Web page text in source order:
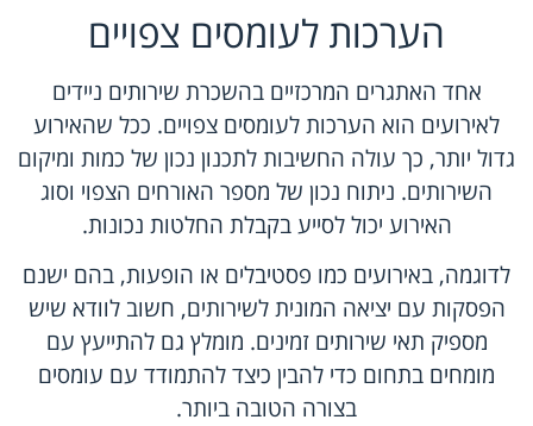
הערכות לעומסים צפויים
אחד האתגרים המרכזיים בהשכרת שירותים ניידים
לאירועים הוא הערכות לעומסים צפויים. ככל שהאירוע
גדול יותר, כך עולה החשיבות לתכנון נכון של כמות ומיקום
השירותים. ניתוח נכון של מספר האורחים הצפוי וסוג
האירוע יכול לסייע בקבלת החלטות נכונות.
לדוגמה, באירועים כמו פסטיבלים או הופעות, בהם ישנם
הפסקות עם יציאה המונית לשירותים, חשוב לוודא שיש
מספיק תאי שירותים זמינים. מומלץ גם להתייעץ עם
מומחים בתחום כדי להבין כיצד להתמודד עם עומסים
בצורה הטובה ביותר.